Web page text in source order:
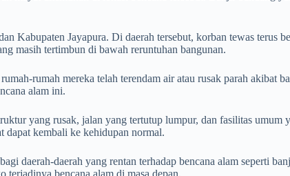
Kabupaten Jayapura. Di daerah tersebut, korban tewas terus
masih tertimbun di bawah reruntuhan bangunan.
rumah mereka telah terendam air atau rusak parah akibat
alam ini.
yang rusak, jalan yang tertutup lumpur, dan fasilitas umum
dapat kembali ke kehidupan normal.
daerah-daerah yang rentan terhadap bencana alam seperti
terjadinya bencana alam di masa depan.